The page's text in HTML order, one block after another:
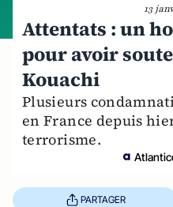
13
Attentats : un
pour avoir
Kouachi
Plusieurs
en France depuis
terrorisme.
PARTAGER